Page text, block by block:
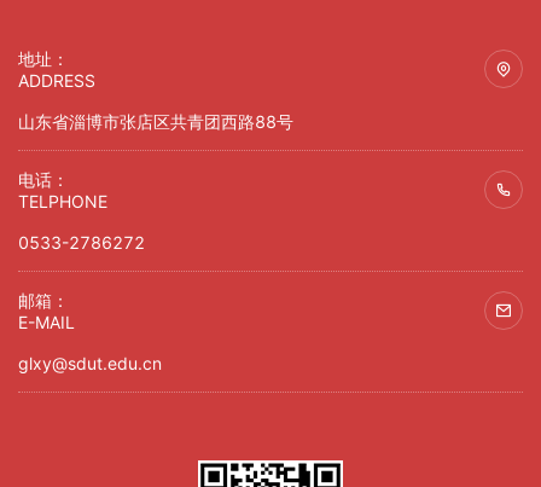
地址：
ADDRESS
山东省淄博市张店区共青团西路88号
电话：
TELPHONE
0533-2786272
邮箱：
E-MAIL
glxy@sdut.edu.cn